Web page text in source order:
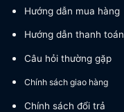
Hướng dẫn mua hàng
Hướng dẫn thanh toán
Câu hỏi thường gặp
Chính sách giao hàng
Chính sách đổi trả